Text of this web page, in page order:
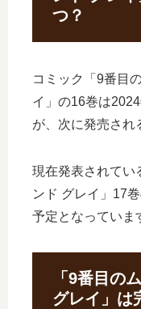
つ？
コミック「9番目
イ」の16巻は
が、次に発売され
現在発表されてい
ンド グレイ」17
予定となっていま
「9番目の
グレイ」は